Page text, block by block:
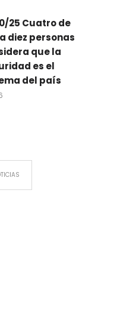
25 Cuatro de
diez personas
que la
es el
del país